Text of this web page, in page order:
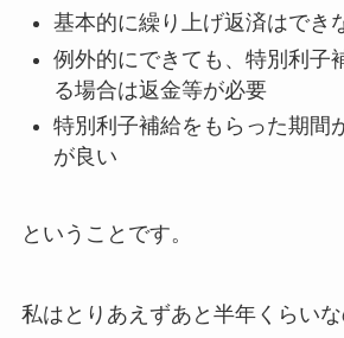
基本的に繰り上げ返済はでき
例外的にできても、特別利子
る場合は返金等が必要
特別利子補給をもらった期間
が良い
ということです。
私はとりあえずあと半年くらい